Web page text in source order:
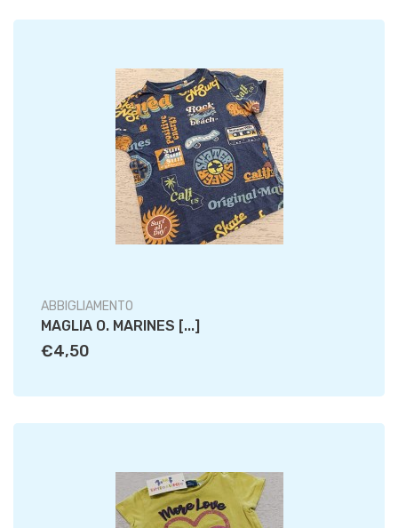
ABBIGLIAMENTO
MAGLIA O. MARINES [...]
€4,50